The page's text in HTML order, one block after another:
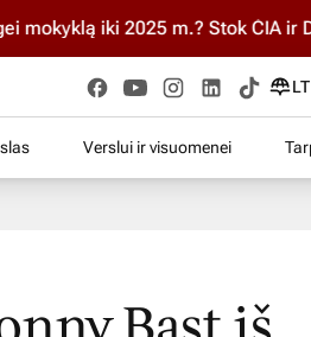
iki 2025 m.? Stok ČIA ir
LT
Verslui ir visuomenei